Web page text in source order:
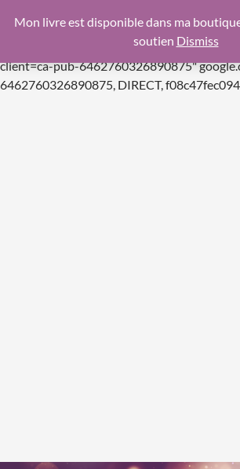
f08c47fec0942fa0
https://pagead2.googlesyndication.com/
client=ca-pub-6462760326890875"
6462760326890875, DIRECT,
Mon livre est disponible dans ma
soutien Dismiss